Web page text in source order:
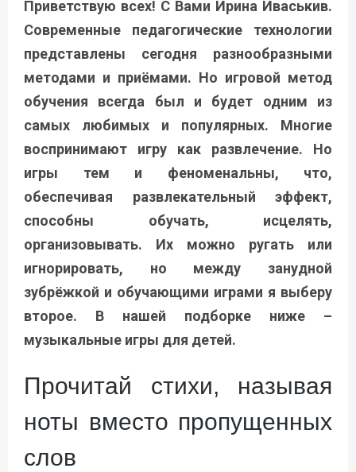
Приветствую всех! С Вами Ирина Иваськив.
Современные педагогические технологии
представлены сегодня разнообразными
методами и приёмами. Но игровой метод
обучения всегда был и будет одним из
самых любимых и популярных. Многие
воспринимают игру как развлечение. Но
игры тем и феноменальны, что,
обеспечивая развлекательный эффект,
способны обучать, исцелять,
организовывать. Их можно ругать или
игнорировать, но между занудной
зубрёжкой и обучающими играми я выберу
второе. В нашей подборке ниже –
музыкальные игры для детей.
Прочитай стихи, называя
ноты вместо пропущенных
слов